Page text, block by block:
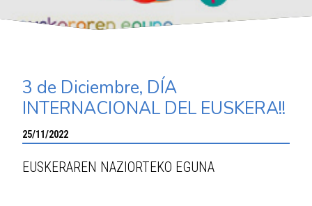
3 de Diciembre, DÍA
INTERNACIONAL DEL EUSKERA!!
25/11/2022
EUSKERAREN NAZIORTEKO EGUNA